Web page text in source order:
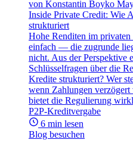
von Konstantin Boyko
Inside Private Credit: Wie
strukturiert
Hohe Renditen im
einfach — die zugrunde
nicht. Aus der Perspektive
Schlüsselfragen über die
Kredite strukturiert? Wer
wenn Zahlungen
bietet die Regulierung
P2P-Kreditvergabe
6 min lesen
Blog besuchen